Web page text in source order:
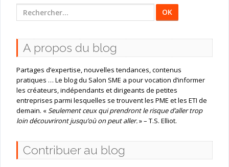
Rechercher
:
A propos du blog
Partages d’expertise, nouvelles tendances, contenus
pratiques … Le blog du Salon SME a pour vocation d’informer
les créateurs, indépendants et dirigeants de petites
entreprises parmi lesquelles se trouvent les PME et les ETI de
demain. «Seulement ceux qui prendront le risque d’aller trop
loin découvriront jusqu’où on peut aller.» – T.S. Elliot.
Contribuer au blog